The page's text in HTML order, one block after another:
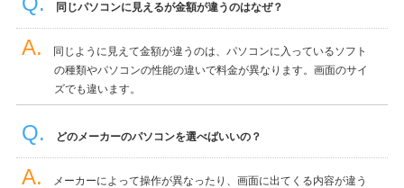
同じパソコンに見えるが金額が違うのはなぜ？
同じように見えて金額が違うのは、パソコンに入っているソフト
の種類やパソコンの性能の違いで料金が異なります。画面のサイ
ズでも違います。
どのメーカーのパソコンを選べばいいの？
メーカーによって操作が異なったり、画面に出てくる内容が違う